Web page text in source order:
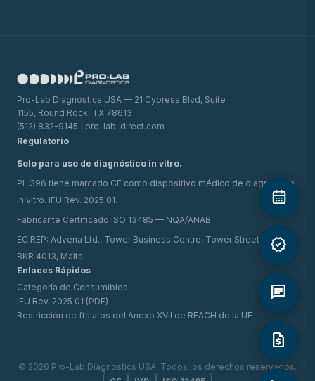
Pro-Lab Diagnostics USA — 21 Cypress Blvd, Suite
1155, Round Rock, TX 78613
(512) 832-9145 | pro-lab-direct.com
Regulatorio
Solo para uso de diagnóstico in vitro.
PL.396 tiene marcado CE como dispositivo médico de diagnóstico
in vitro. IFU Rev. 2025 01.
Fabricante Certificado ISO 13485 — NQA/ANAB.
EC REP: Advena Ltd., Tower Business Centre, Tower Street, Swatar,
BKR 4013, Malta.
Enlaces Rápidos
Categoría de Consumibles
IFU Rev. 2025 01 (PDF)
Restricción de ftalatos del Anexo XVII de REACH de la UE
© 2026 Pro-Lab Diagnostics USA. Todos los derechos reservados.
request_quote
chat
verified